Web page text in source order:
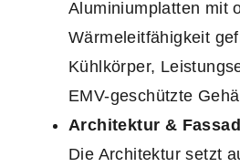
Aluminiumplatten mit
Wärmeleitfähigkeit
Kühlkörper,
EMV-geschützte
Architektur &
Die Architektur setzt